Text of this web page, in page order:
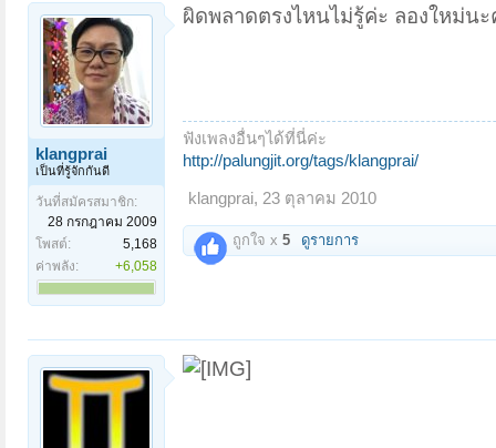
klangprai
เป็นที่รู้จักกันดี
วันที่สมัครสมาชิก:
28 กรกฎาคม 2009
โพสต์:
5,168
ค่าพลัง:
+6,058
ผิดพลาดตรงไหนไม่รู้ค่ะ ลองใหม่นะ
ฟังเพลงอื่นๆได้ที่นี่ค่ะ
http://palungjit.org/tags/klangprai/
klangprai, 23 ตุลาคม 2010
ถูกใจ x 5 ดูรายการ